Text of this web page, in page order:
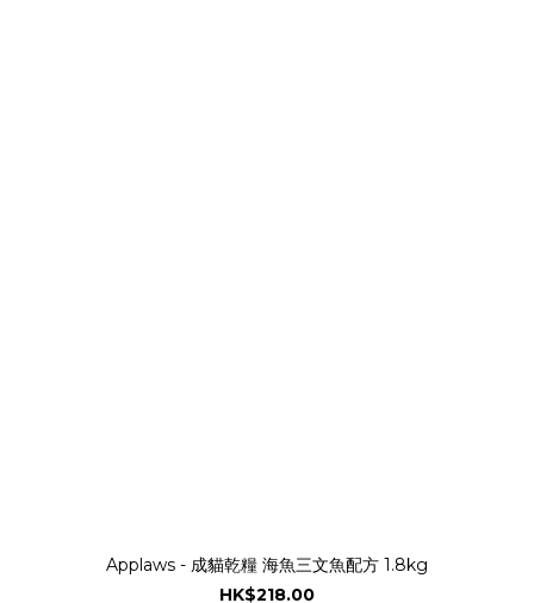
Applaws - 成貓乾糧 海魚三文魚配方 1.8kg
HK$218.00